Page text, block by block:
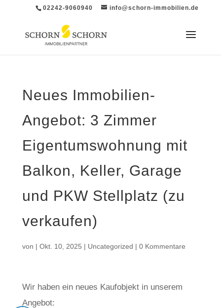
02242-9060940 info@schorn-immobilien.de
Neues Immobilien-
Angebot: 3 Zimmer
Eigentumswohnung mit
Balkon, Keller, Garage
und PKW Stellplatz (zu
verkaufen)
von | Okt. 10, 2025 | Uncategorized | 0 Kommentare
Wir haben ein neues Kaufobjekt in unserem
Angebot: